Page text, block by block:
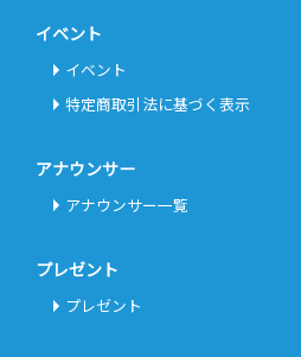
イベント
イベント
特定商取引法に基づく表示
アナウンサー
アナウンサー一覧
プレゼント
プレゼント